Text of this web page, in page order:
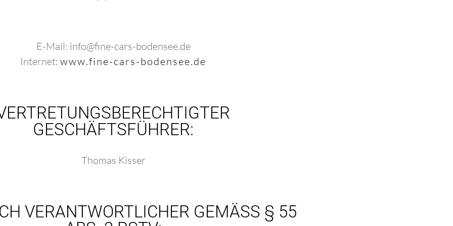
E-Mail: info@fine-cars-bodensee.de
Internet: www.fine-cars-bodensee.de
GESCHÄFTSFÜHRER:
Thomas Kisser
VERANTWORTLICHER GEMÄSS § 55 A